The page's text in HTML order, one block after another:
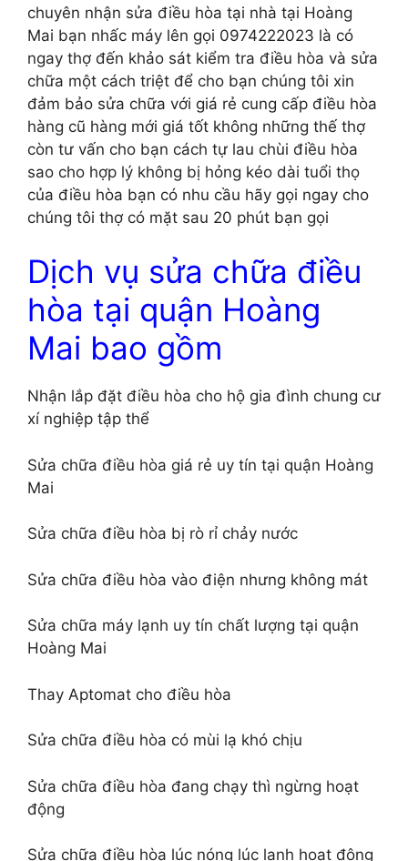
chuyên nhận sửa điều hòa tại nhà tại Hoàng
Mai bạn nhấc máy lên gọi 0974222023 là có
ngay thợ đến khảo sát kiểm tra điều hòa và sửa
chữa một cách triệt để cho bạn chúng tôi xin
đảm bảo sửa chữa với giá rẻ cung cấp điều hòa
hàng cũ hàng mới giá tốt không những thế thợ
còn tư vấn cho bạn cách tự lau chùi điều hòa
sao cho hợp lý không bị hỏng kéo dài tuổi thọ
của điều hòa bạn có nhu cầu hãy gọi ngay cho
chúng tôi thợ có mặt sau 20 phút bạn gọi
Dịch vụ sửa chữa điều
hòa tại quận Hoàng
Mai bao gồm
Nhận lắp đặt điều hòa cho hộ gia đình chung cư
xí nghiệp tập thể
Sửa chữa điều hòa giá rẻ uy tín tại quận Hoàng
Mai
Sửa chữa điều hòa bị rò rỉ chảy nước
Sửa chữa điều hòa vào điện nhưng không mát
Sửa chữa máy lạnh uy tín chất lượng tại quận
Hoàng Mai
Thay Aptomat cho điều hòa
Sửa chữa điều hòa có mùi lạ khó chịu
Sửa chữa điều hòa đang chạy thì ngừng hoạt
động
Sửa chữa điều hòa lúc nóng lúc lạnh hoạt động